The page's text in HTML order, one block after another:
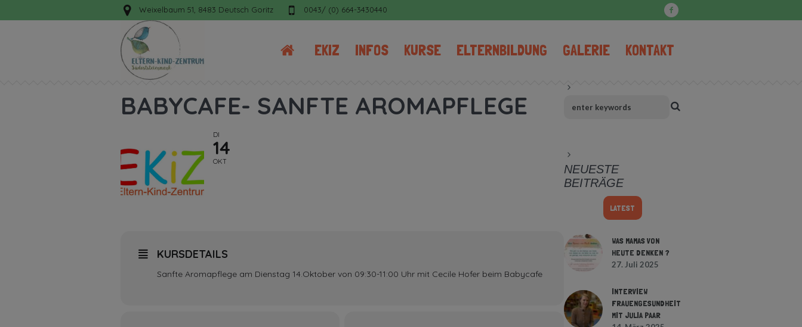
Weixelbaum 51, 8483 Deutsch Goritz 0043/ (0) 664-3430440
EKIZ INFOS KURSE ELTERNBILDUNG GALERIE KONTAKT
BABYCAFE- SANFTE AROMAPFLEGE
DI
14
OKT
KURSDETAILS
Sanfte Aromapflege am Dienstag 14.Oktober von 09:30-11:00 Uhr mit Cecile Hofer beim Babycafe
NEUESTE
BEITRÄGE
LATEST
WAS MAMAS VON
HEUTE DENKEN ?
27. Juli 2025
INTERVIEW
FRAUENGESUNDHEIT
MIT JULIA PAAR